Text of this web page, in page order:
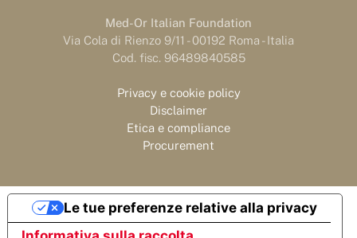
Med-Or Italian Foundation
Via Cola di Rienzo 9/11 - 00192 Roma - Italia
Cod. fisc. 96489840585
Privacy e cookie policy
Disclaimer
Etica e compliance
Procurement
Le tue preferenze relative alla privacy